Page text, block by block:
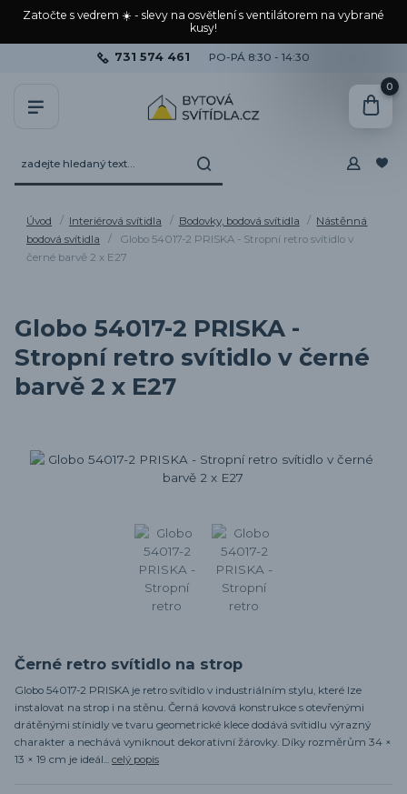
Zatočte s vedrem ☀️ - slevy na osvětlení s ventilátorem na vybrané
kusy!
731 574 461 PO-PÁ 8:30 - 14:30
0
Úvod Interiérová svítidla Bodovky, bodová svítidla
Nástěnná
bodová svítidla
Globo 54017-2 PRISKA - Stropní retro svítidlo v
černé barvě 2 x E27
Globo 54017-2 PRISKA -
Stropní retro svítidlo v černé
barvě 2 x E27
Černé retro svítidlo na strop
Globo 54017-2 PRISKA je retro svítidlo v industriálním stylu, které lze
instalovat na strop i na stěnu. Černá kovová konstrukce s otevřenými
drátěnými stínidly ve tvaru geometrické klece dodává svítidlu výrazný
charakter a nechává vyniknout dekorativní žárovky. Díky rozměrům 34 ×
13 × 19 cm je ideál... celý popis